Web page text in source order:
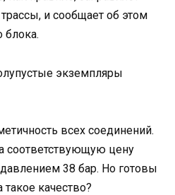
и сообщает об этом
блока.
экземпляры
всех соединений.
соответствующую цену
38 бар. Но готовы
качество?